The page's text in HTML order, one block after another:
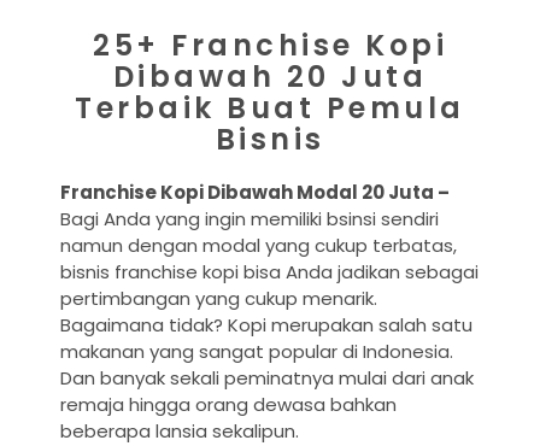
25+ Franchise Kopi
Dibawah 20 Juta
Terbaik Buat Pemula
Bisnis
Franchise Kopi Dibawah Modal 20 Juta –
Bagi Anda yang ingin memiliki bsinsi sendiri
namun dengan modal yang cukup terbatas,
bisnis franchise kopi bisa Anda jadikan sebagai
pertimbangan yang cukup menarik.
Bagaimana tidak? Kopi merupakan salah satu
makanan yang sangat popular di Indonesia.
Dan banyak sekali peminatnya mulai dari anak
remaja hingga orang dewasa bahkan
beberapa lansia sekalipun.